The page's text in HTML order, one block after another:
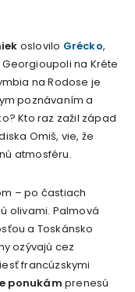
oslovilo Grécko,
na Kréte
na Rodose je
poznávaním a
Kto raz zažil západ
Omiš, vie, že
atmosféru.
– po častiach
olivami. Palmová
a Toskánsko
ozývajú cez
francúzskymi
ponukám prenesú